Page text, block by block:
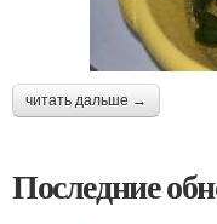
читать дальше →
Последние